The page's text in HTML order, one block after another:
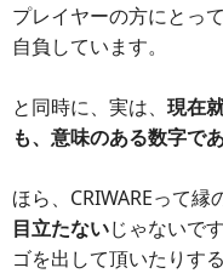
プレイヤーの方にとっ
自負しています。
と同時に、実は、 現在
も、意味のある数字で
ほら、CRIWAREって縁
目立たないじゃないで
ゴを出して頂いたりす